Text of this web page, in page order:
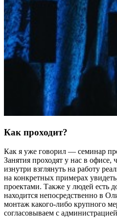
Как проходит?
Как я уже говорил — семинар
Занятия проходят у нас в офисе,
изнутри взглянуть на работу
на конкретных примерах
проектами. Также у людей есть
находится непосредственно в
монтаж какого-либо крупного
согласовываем с